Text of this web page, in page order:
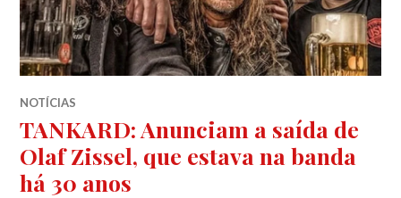
NOTÍCIAS
TANKARD: Anunciam a saída de
Olaf Zissel, que estava na banda
há 30 anos